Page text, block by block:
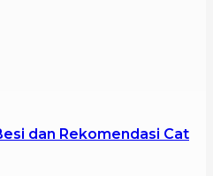
dan Rekomendasi Cat